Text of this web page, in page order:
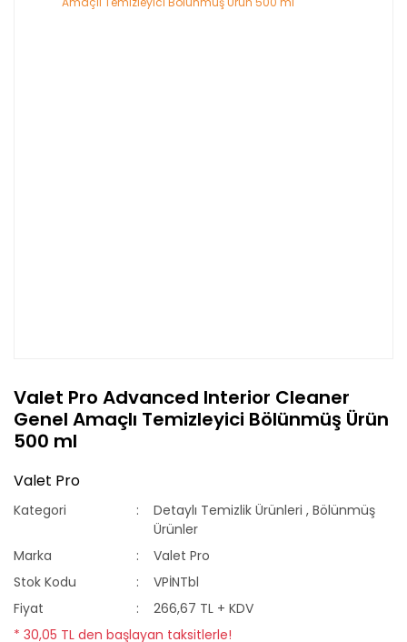
Valet Pro Advanced Interior Cleaner
Genel Amaçlı Temizleyici Bölünmüş Ürün
500 ml
Valet Pro
Kategori Detaylı Temizlik Ürünleri ,Bölünmüş
Ürünler
Marka
Valet Pro
Stok Kodu
VPİNTbl
Fiyat
266,67 TL + KDV
* 30,05 TL den başlayan taksitlerle!